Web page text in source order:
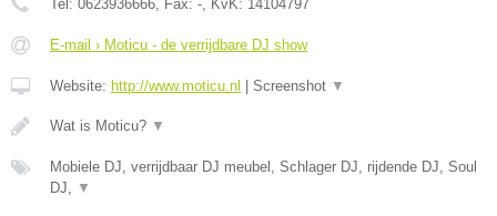
Tel: 0623936666, Fax: -, KvK: 14104797
E-mail › Moticu - de verrijdbare DJ show
Website: http://www.moticu.nl Screenshot ▼
Wat is Moticu? ▼
Mobiele DJ, verrijdbaar DJ meubel, Schlager DJ, rijdende DJ, Soul
DJ, ▼